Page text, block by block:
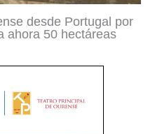
desde Portugal por
ahora 50 hectáreas